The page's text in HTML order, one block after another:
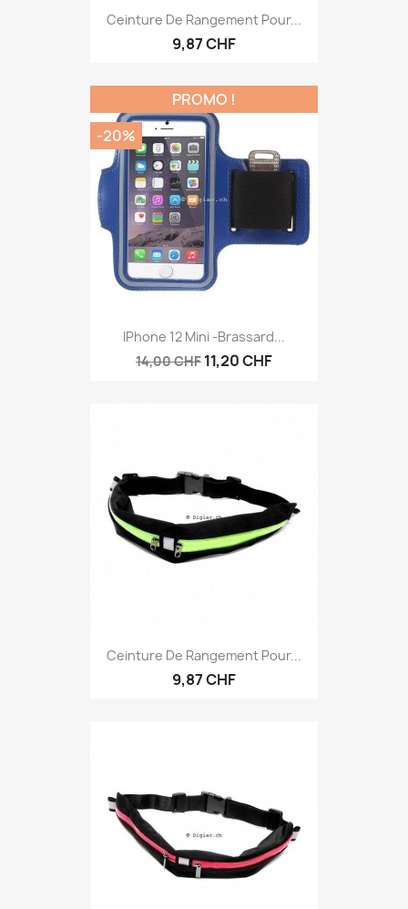
Ceinture De Rangement Pour...
9,87 CHF
IPhone 12 Mini -brassard...
14,00 CHF 11,20 CHF
PROMO !
-20%
Ceinture De Rangement Pour...
9,87 CHF